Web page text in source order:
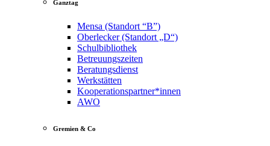
Ganztag
Mensa (Standort “B”)
Oberlecker (Standort „D“)
Schulbibliothek
Betreuungszeiten
Beratungsdienst
Werkstätten
Kooperationspartner*innen
AWO
Gremien & Co